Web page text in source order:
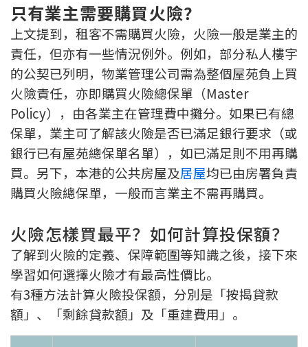
本網頁所提供資料僅作參考用途。
若因錯漏而引致任何不便或損失，中原按揭概不負責。
本網站採用無障礙網頁設計，如有任何問題，可查詢：
2889 2886 / cmb@mail.centanet.com
中原地產 | 網上搵樓 |
中原工商舖
© 2026 中原按揭經紀有限公司 Centaline Mortgage Broker Limited 版權所有
條款及細則
| 私隱政策聲明
只有業主需要購買火險？
上文提到，租客不需購買火險，火險一般是業主的
責任，但亦有一些情況例外。例如，部分私人樓宇
的公契已列明，物業管理公司需為整個屋苑負上買
火險責任，亦即購買火險總保單（Master
Policy），由各業主在管理費中攤分。如果已有總
保單，業主可了解該火險是否已滿足銀行要求（或
銀行已有屋苑總保單名單），如已滿足則不用再購
買。另下，本港的公共房屋及居屋均已由房署負責
購買火險總保單，一般而言業主不需再購買。
火險怎樣買最平？如何計算投保額？
了解到火險的定義、保障範圍等知識之後，接下來
學習如何選擇火險才有最高性價比。
有3種方法計算火險投保額，分別是「按揭貸款
額」、「剩餘貸款額」及「重建費用」。